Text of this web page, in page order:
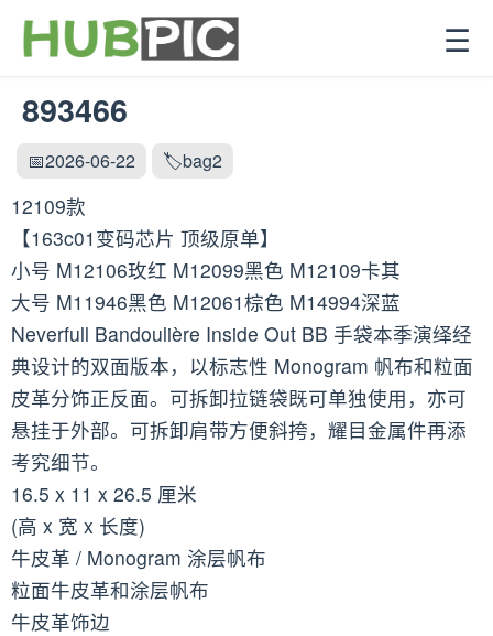
☰
893466
📅2026-06-22 🏷️bag2
12109款
【163c01变码芯片 顶级原单】
小号 M12106玫红 M12099黑色 M12109卡其
大号 M11946黑色 M12061棕色 M14994深蓝
Neverfull Bandoulière Inside Out BB 手袋本季演绎经
典设计的双面版本，以标志性 Monogram 帆布和粒面
皮革分饰正反面。可拆卸拉链袋既可单独使用，亦可
悬挂于外部。可拆卸肩带方便斜挎，耀目金属件再添
考究细节。
16.5 x 11 x 26.5 厘米
(高 x 宽 x 长度)
牛皮革 / Monogram 涂层帆布
粒面牛皮革和涂层帆布
牛皮革饰边